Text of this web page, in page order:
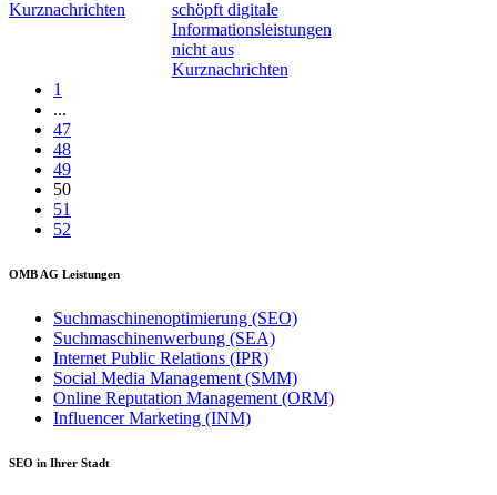
Kurznachrichten
schöpft digitale
Informationsleistungen
nicht aus
Kurznachrichten
1
...
47
48
49
50
51
52
OMB AG Leistungen
Suchmaschinenoptimierung (SEO)
Suchmaschinenwerbung (SEA)
Internet Public Relations (IPR)
Social Media Management (SMM)
Online Reputation Management (ORM)
Influencer Marketing (INM)
SEO in Ihrer Stadt